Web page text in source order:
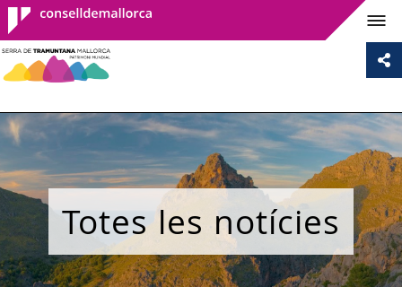
Consell de
Mallorca
Totes les notícies